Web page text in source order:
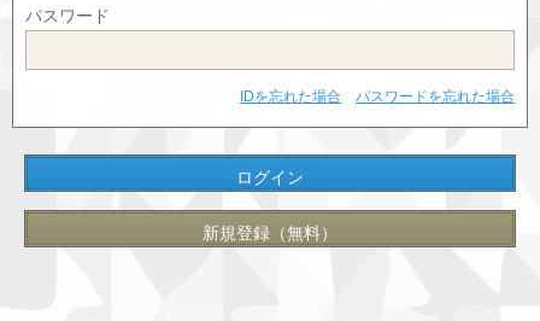
パスワード
IDを忘れた場合 パスワードを忘れた場合
ログイン
新規登録（無料）